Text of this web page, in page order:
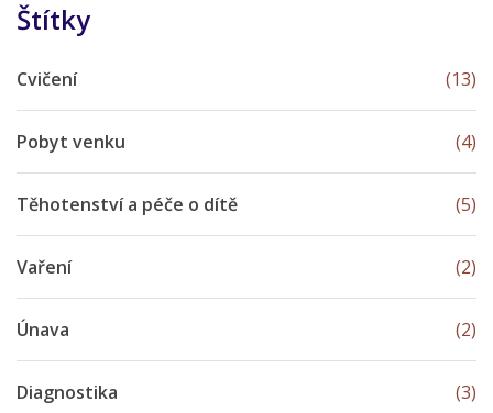
Štítky
Cvičení (13)
Pobyt venku (4)
Těhotenství a péče o dítě (5)
Vaření (2)
Únava (2)
Diagnostika (3)